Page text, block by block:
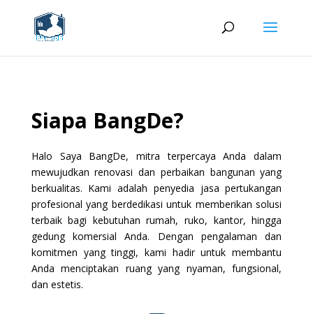
Siapa BangDe?
Halo Saya BangDe, mitra terpercaya Anda dalam
mewujudkan renovasi dan perbaikan bangunan yang
berkualitas. Kami adalah penyedia jasa pertukangan
profesional yang berdedikasi untuk memberikan solusi
terbaik bagi kebutuhan rumah, ruko, kantor, hingga
gedung komersial Anda. Dengan pengalaman dan
komitmen yang tinggi, kami hadir untuk membantu
Anda menciptakan ruang yang nyaman, fungsional,
dan estetis.